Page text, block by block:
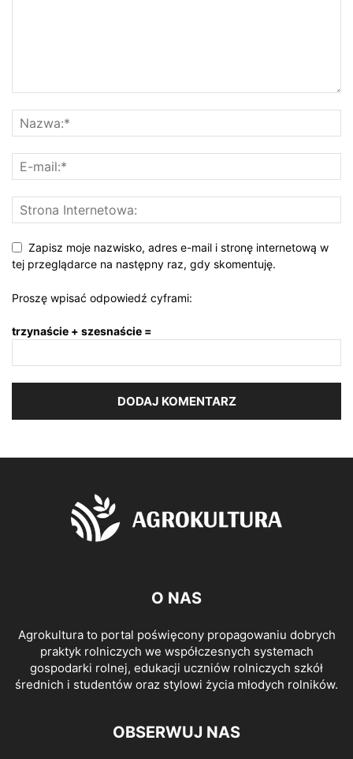
Zapisz moje nazwisko, adres e-mail i stronę internetową w
tej przeglądarce na następny raz, gdy skomentuję.
Proszę wpisać odpowiedź cyframi:
trzynaście + szesnaście =
O NAS
Agrokultura to portal poświęcony propagowaniu dobrych
praktyk rolniczych we współczesnych systemach
gospodarki rolnej, edukacji uczniów rolniczych szkół
średnich i studentów oraz stylowi życia młodych rolników.
OBSERWUJ NAS